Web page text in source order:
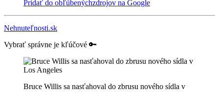
Pridať do obľúbenýchzdrojov na Google
Nehnuteľnosti.sk
Vybrať správne je kľúčové 🔑
Bruce Willis sa nasťahoval do zbrusu nového sídla v